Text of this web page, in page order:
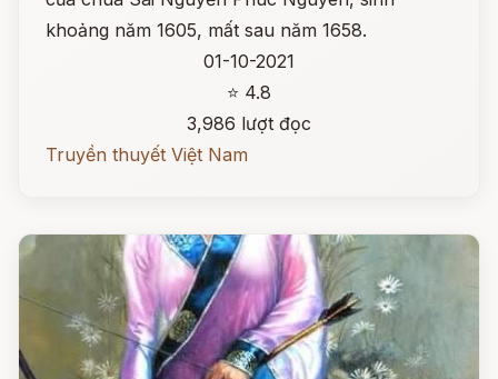
khoảng năm 1605, mất sau năm 1658.
01-10-2021
⭐ 4.8
3,986 lượt đọc
Truyền thuyết Việt Nam